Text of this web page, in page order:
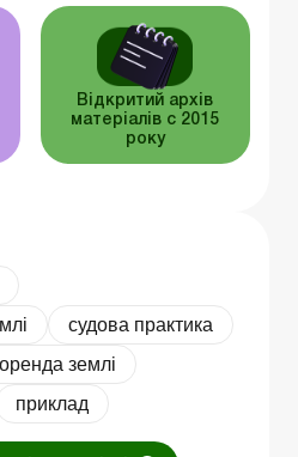
Відкритий архів
матеріалів c 2015
року
судова практика
оренда землі
приклад